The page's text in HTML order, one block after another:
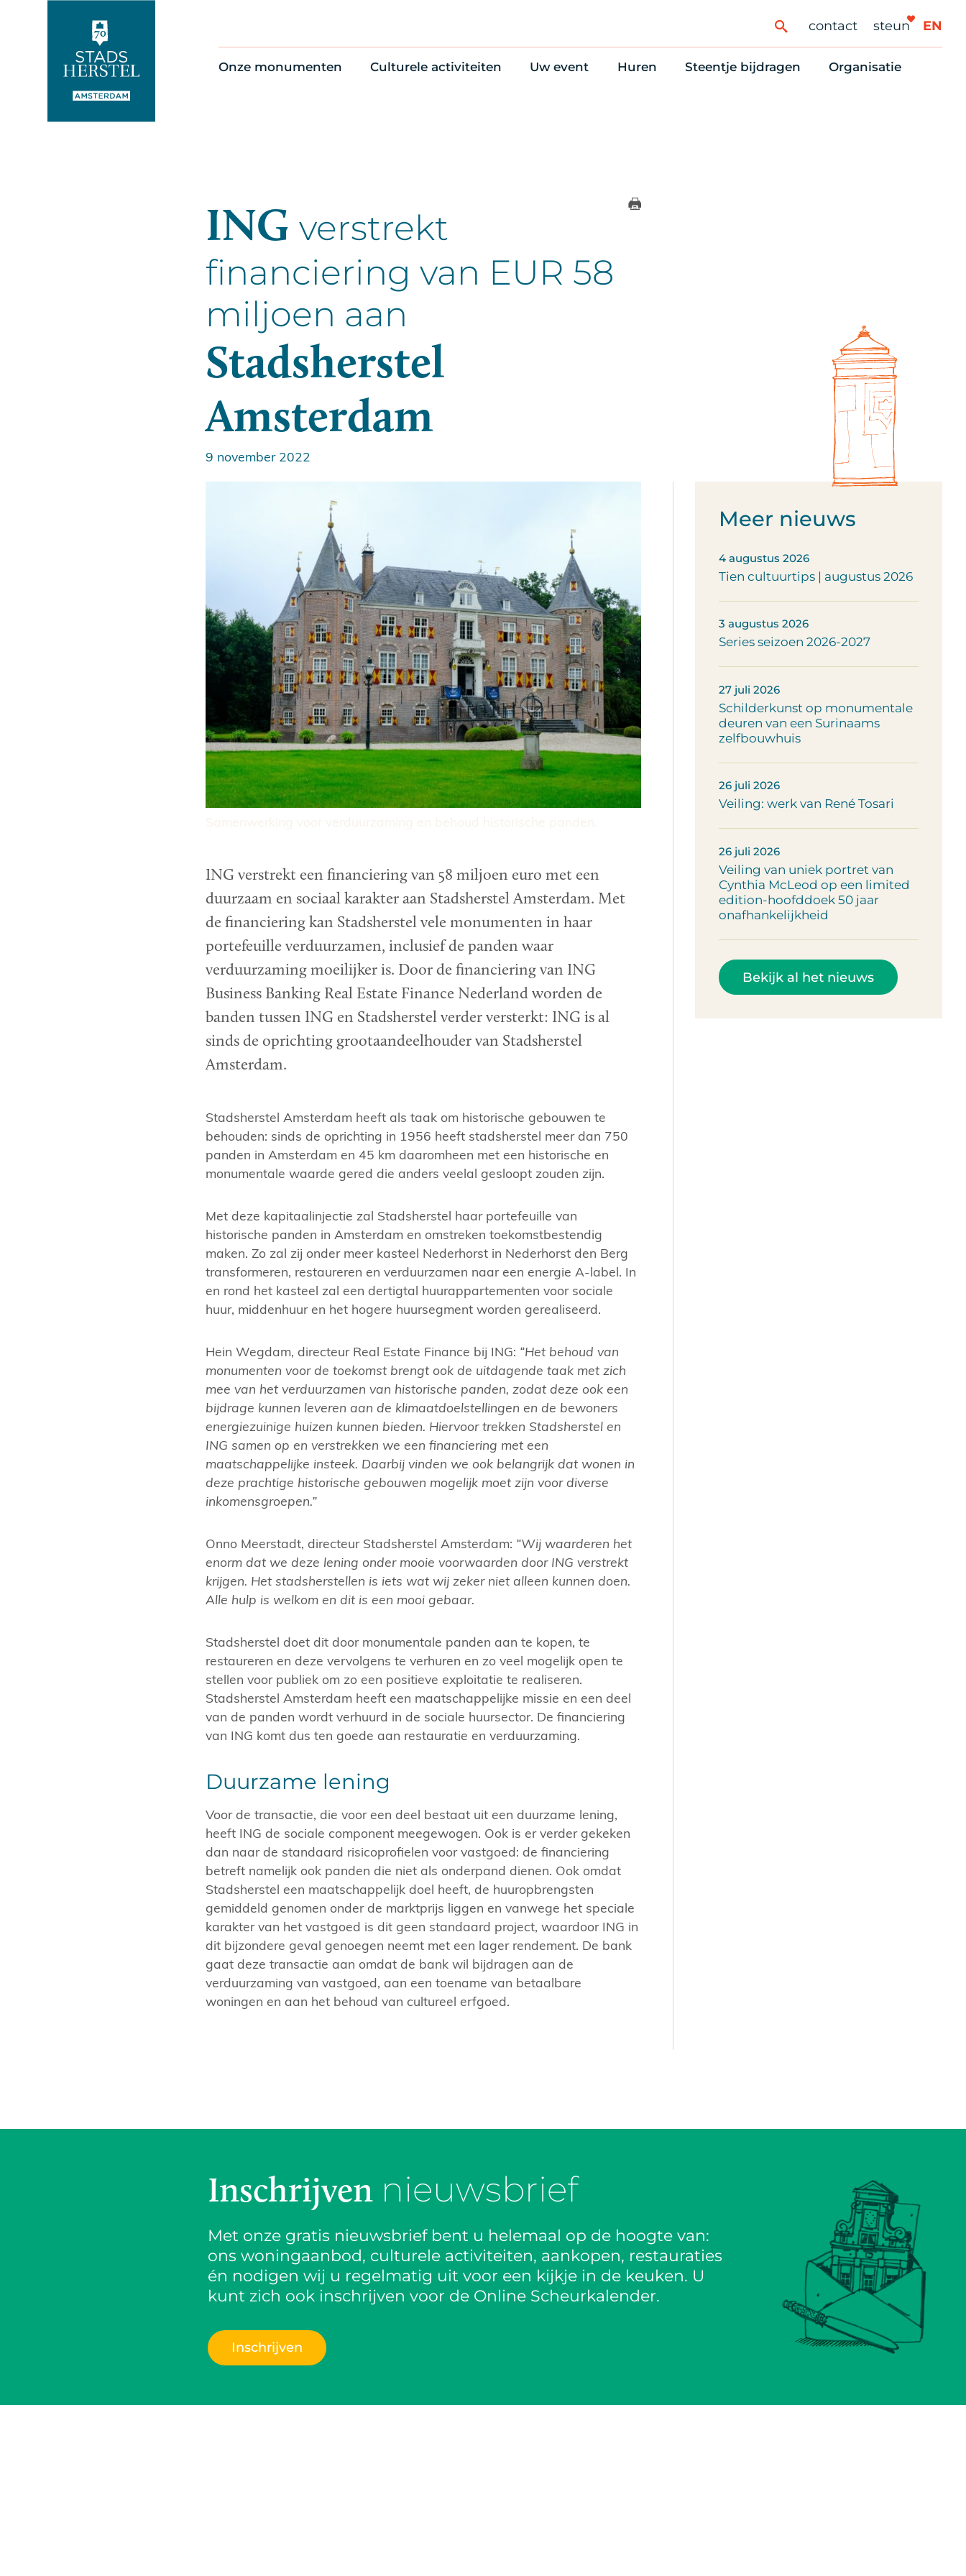
contact steun EN
Onze monumenten Culturele activiteiten Uw event Huren Steentje bijdragen Organisatie
ING verstrekt
financiering van EUR 58
miljoen aan
Stadsherstel
Amsterdam
9 november 2022
ING verstrekt een financiering van 58 miljoen euro met een
duurzaam en sociaal karakter aan Stadsherstel Amsterdam. Met
de financiering kan Stadsherstel vele monumenten in haar
portefeuille verduurzamen, inclusief de panden waar
verduurzaming moeilijker is. Door de financiering van ING
Business Banking Real Estate Finance Nederland worden de
banden tussen ING en Stadsherstel verder versterkt: ING is al
sinds de oprichting grootaandeelhouder van Stadsherstel
Amsterdam.
Stadsherstel Amsterdam heeft als taak om historische gebouwen te
behouden: sinds de oprichting in 1956 heeft stadsherstel meer dan 750
panden in Amsterdam en 45 km daaromheen met een historische en
monumentale waarde gered die anders veelal gesloopt zouden zijn.
Met deze kapitaalinjectie zal Stadsherstel haar portefeuille van
historische panden in Amsterdam en omstreken toekomstbestendig
maken. Zo zal zij onder meer kasteel Nederhorst in Nederhorst den Berg
transformeren, restaureren en verduurzamen naar een energie A-label. In
en rond het kasteel zal een dertigtal huurappartementen voor sociale
huur, middenhuur en het hogere huursegment worden gerealiseerd.
Hein Wegdam, directeur Real Estate Finance bij ING: “Het behoud van
monumenten voor de toekomst brengt ook de uitdagende taak met zich
mee van het verduurzamen van historische panden, zodat deze ook een
bijdrage kunnen leveren aan de klimaatdoelstellingen en de bewoners
energiezuinige huizen kunnen bieden. Hiervoor trekken Stadsherstel en
ING samen op en verstrekken we een financiering met een
maatschappelijke insteek. Daarbij vinden we ook belangrijk dat wonen in
deze prachtige historische gebouwen mogelijk moet zijn voor diverse
inkomensgroepen.”
Onno Meerstadt, directeur Stadsherstel Amsterdam: “Wij waarderen het
enorm dat we deze lening onder mooie voorwaarden door ING verstrekt
krijgen. Het stadsherstellen is iets wat wij zeker niet alleen kunnen doen.
Alle hulp is welkom en dit is een mooi gebaar.
Stadsherstel doet dit door monumentale panden aan te kopen, te
restaureren en deze vervolgens te verhuren en zo veel mogelijk open te
stellen voor publiek om zo een positieve exploitatie te realiseren.
Stadsherstel Amsterdam heeft een maatschappelijke missie en een deel
van de panden wordt verhuurd in de sociale huursector. De financiering
van ING komt dus ten goede aan restauratie en verduurzaming.
Duurzame lening
Voor de transactie, die voor een deel bestaat uit een duurzame lening,
heeft ING de sociale component meegewogen. Ook is er verder gekeken
dan naar de standaard risicoprofielen voor vastgoed: de financiering
betreft namelijk ook panden die niet als onderpand dienen. Ook omdat
Stadsherstel een maatschappelijk doel heeft, de huuropbrengsten
gemiddeld genomen onder de marktprijs liggen en vanwege het speciale
karakter van het vastgoed is dit geen standaard project, waardoor ING in
dit bijzondere geval genoegen neemt met een lager rendement. De bank
gaat deze transactie aan omdat de bank wil bijdragen aan de
verduurzaming van vastgoed, aan een toename van betaalbare
woningen en aan het behoud van cultureel erfgoed.
Meer nieuws
4 augustus 2026
Tien cultuurtips | augustus 2026
3 augustus 2026
Series seizoen 2026-2027
27 juli 2026
Schilderkunst op monumentale
deuren van een Surinaams
zelfbouwhuis
26 juli 2026
Veiling: werk van René Tosari
26 juli 2026
Veiling van uniek portret van
Cynthia McLeod op een limited
edition-hoofddoek 50 jaar
onafhankelijkheid
Bekijk al het nieuws
Inschrijven nieuwsbrief
Met onze gratis nieuwsbrief bent u helemaal op de hoogte van:
ons woningaanbod, culturele activiteiten, aankopen, restauraties
én nodigen wij u regelmatig uit voor een kijkje in de keuken. U
kunt zich ook inschrijven voor de Online Scheurkalender.
Inschrijven